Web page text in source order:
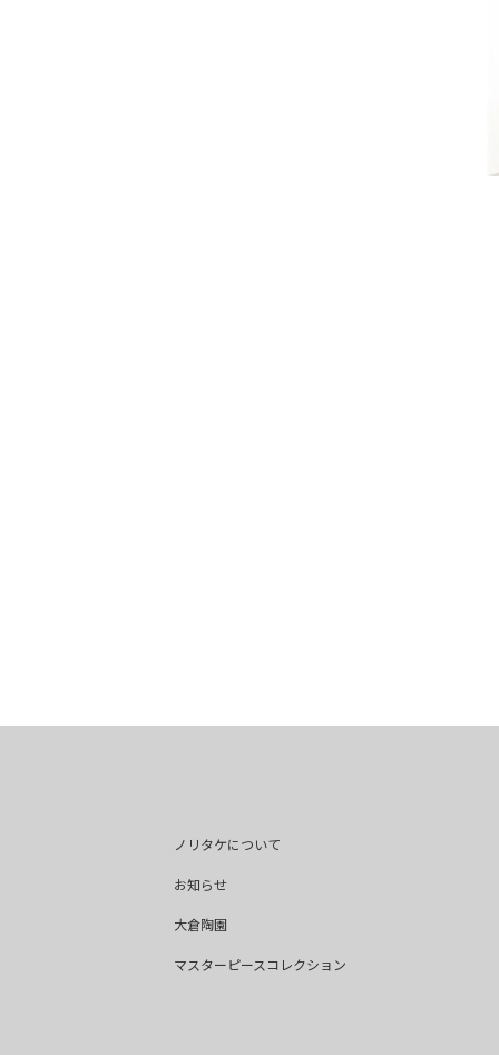
ノリタケについて
お知らせ
大倉陶園
マスターピースコレクション